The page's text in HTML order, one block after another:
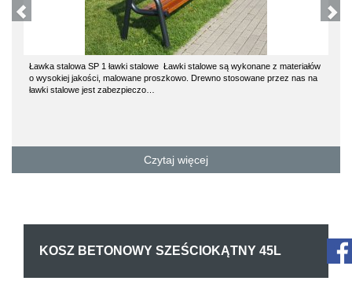
Ławka stalowa SP 1 ławki stalowe Ławki stalowe są wykonane z materiałów
o wysokiej jakości, malowane proszkowo. Drewno stosowane przez nas na
ławki stalowe jest zabezpieczo…
Czytaj więcej
KOSZ BETONOWY SZEŚCIOKĄTNY 45L